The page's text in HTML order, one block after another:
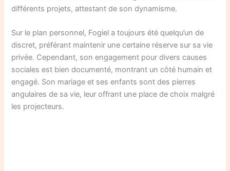
différents projets, attestant de son dynamisme.
Sur le plan personnel, Fogiel a toujours été quelqu’un de
discret, préférant maintenir une certaine réserve sur sa vie
privée. Cependant, son engagement pour divers causes
sociales est bien documenté, montrant un côté humain et
engagé. Son mariage et ses enfants sont des pierres
angulaires de sa vie, leur offrant une place de choix malgré
les projecteurs.